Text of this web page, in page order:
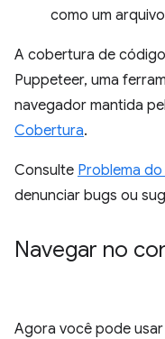
como um
A cobertura de
Puppeteer, uma
navegador mantida
Cobertura.
Consulte Problema do
denunciar bugs ou
Navegar no
Agora você pode